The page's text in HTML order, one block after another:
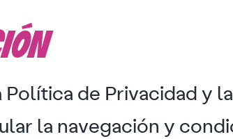
de Privacidad y
la navegación y